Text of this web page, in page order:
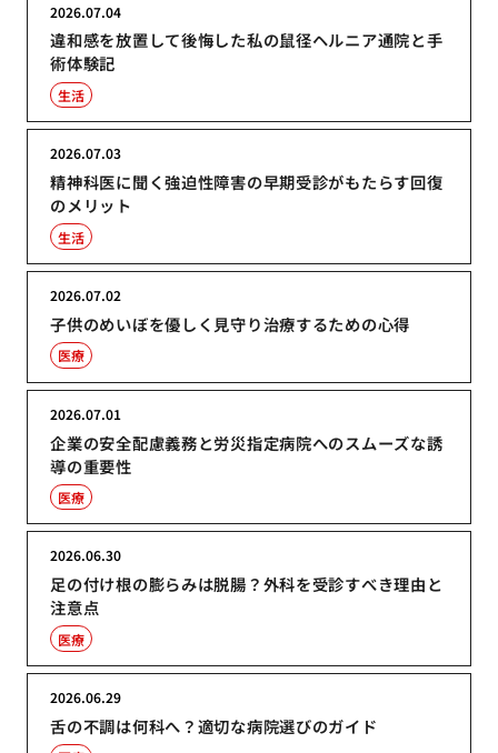
違和感を放置して後悔した私の鼠径ヘルニア通院と手
術体験記
2026.07.04
生活
精神科医に聞く強迫性障害の早期受診がもたらす回復
のメリット
2026.07.03
生活
子供のめいぼを優しく見守り治療するための心得
2026.07.02
医療
企業の安全配慮義務と労災指定病院へのスムーズな誘
導の重要性
2026.07.01
医療
足の付け根の膨らみは脱腸？外科を受診すべき理由と
注意点
2026.06.30
医療
舌の不調は何科へ？適切な病院選びのガイド
2026.06.29